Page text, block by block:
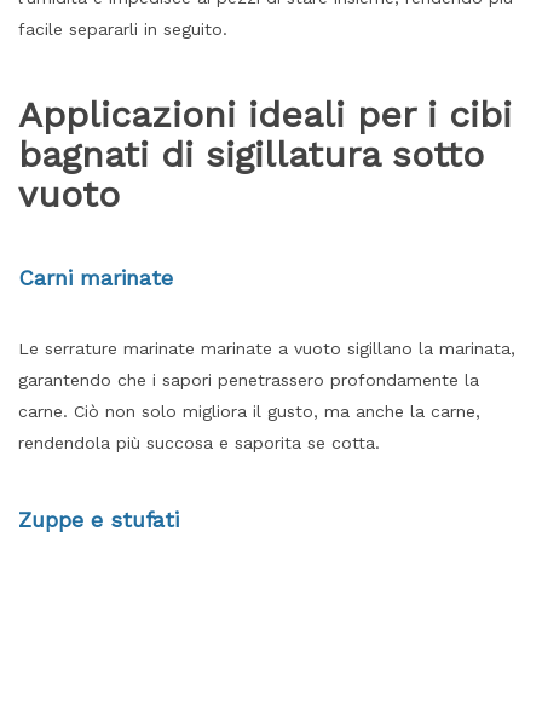
facile separarli in seguito.
Applicazioni ideali per i cibi
bagnati di sigillatura sotto
vuoto
Carni marinate
Le serrature marinate marinate a vuoto sigillano la marinata,
garantendo che i sapori penetrassero profondamente la
carne. Ciò non solo migliora il gusto, ma anche la carne,
rendendola più succosa e saporita se cotta.
Zuppe e stufati